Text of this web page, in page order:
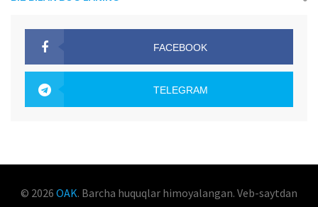
FACEBOOK
TELEGRAM
© 2026 OAK. Barcha huquqlar himoyalangan. Veb-saytdan